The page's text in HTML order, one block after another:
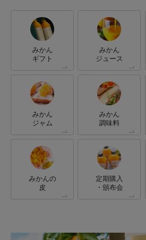
みかん
ギフト
みかん
ジュース
みかん
ジャム
みかん
調味料
みかんの
皮
定期購入
・頒布会